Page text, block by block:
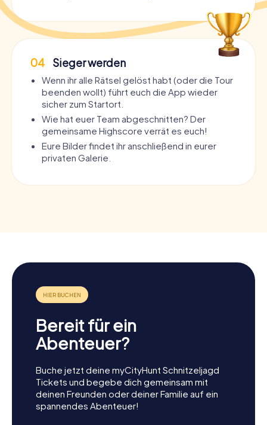
04 Sieger werden
Wenn ihr alle Rätsel gelöst habt (oder die Tour
beenden wollt) führt euch die App wieder
sicher zum Startort.
Wie hat euer Team abgeschnitten? Der
gemeinsame Highscore verrät es euch!
Eure Bilder findet ihr anschließend in eurer
privaten Galerie.
Bereit für ein
Abenteuer?
Buche jetzt deine myCityHunt Schnitzeljagd
Tickets und begebe dich gemeinsam mit
deinen Freunden oder deiner Familie auf ein
spannendes Abenteuer!